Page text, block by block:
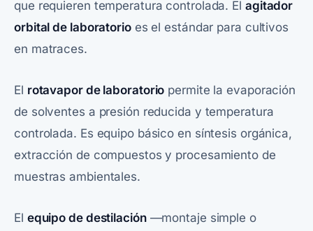
que requieren temperatura controlada. El agitador
orbital de laboratorioes el estándar para cultivos
en matraces.
El rotavapor de laboratorio permite la evaporación
de solventes a presión reducida y temperatura
controlada. Es equipo básico en síntesis orgánica,
extracción de compuestos y procesamiento de
muestras ambientales.
El equipo de destilación—montaje simple o